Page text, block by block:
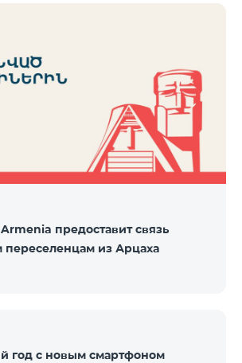
предоставит связь
из Арцаха
год с новым смартфоном